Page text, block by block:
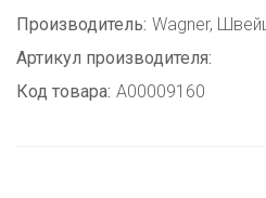
Производитель: Wagner,
Артикул производителя:
Код товара: A00009160